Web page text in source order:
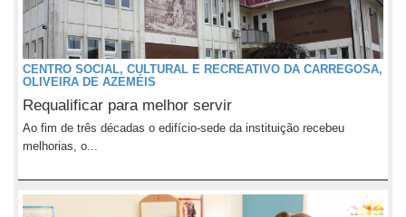
CENTRO SOCIAL, CULTURAL E RECREATIVO DA CARREGOSA,
OLIVEIRA DE AZEMÉIS
Requalificar para melhor servir
Ao fim de três décadas o edifício-sede da instituição recebeu
melhorias, o...